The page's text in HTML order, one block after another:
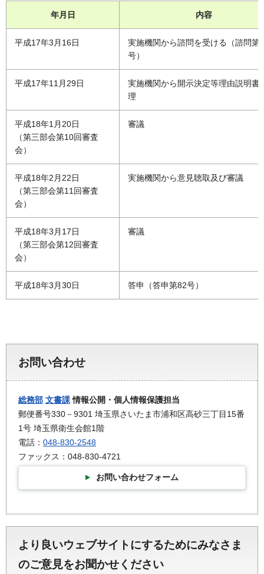
年月日 内容
平成17年3月16日
実施機関から諮問を受ける（諮問第
号）
平成17年11月29日
実施機関から開示決定等理由説明書
理
平成18年1月20日
（第三部会第10回審査
会）
審議
平成18年2月22日
（第三部会第11回審査
会）
実施機関から意見聴取及び審議
平成18年3月17日
（第三部会第12回審査
会）
審議
平成18年3月30日 答申（答申第82号）
お問い合わせ
総務部 文書課情報公開・個人情報保護担当
郵便番号330－9301 埼玉県さいたま市浦和区高砂三丁目15番
1号 埼玉県衛生会館1階
電話： 048-830-2548
ファックス：048-830-4721
お問い合わせフォーム
より良いウェブサイトにするためにみなさま
のご意見をお聞かせください